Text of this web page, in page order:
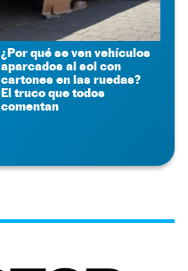
¿Por qué se ven vehículos
aparcados al sol con
cartones en las ruedas?
El truco que todos
comentan